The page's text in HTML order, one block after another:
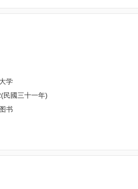
学
民國三十一年)
书